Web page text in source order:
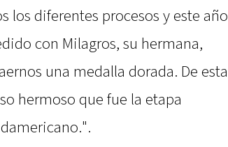
los diferentes procesos y este año
con Milagros, su hermana,
una medalla dorada. De esta
hermoso que fue la etapa